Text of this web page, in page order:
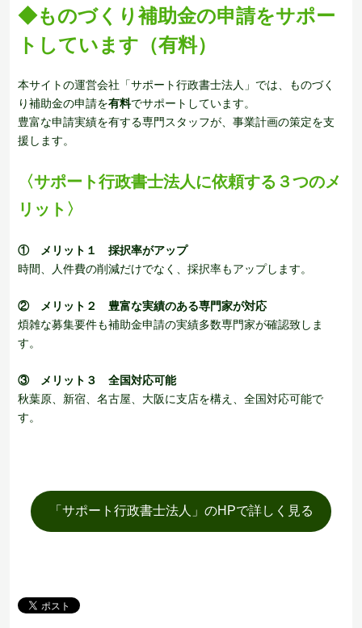
◆ものづくり補助金の申請をサポー
トしています（有料）
本サイトの運営会社「サポート行政書士法人」では、ものづく
り補助金の申請を有料でサポートしています。
豊富な申請実績を有する専門スタッフが、事業計画の策定を支
援します。
〈サポート行政書士法人に依頼する３つのメ
リット〉
① メリット１ 採択率がアップ
時間、人件費の削減だけでなく、採択率もアップします。
②
メリット２ 豊富な実績のある専門家が対応
煩雑な募集要件も補助金申請の実績多数専門家が確認致しま
す。
③ メリット３ 全国対応可能
秋葉原、新宿、名古屋、大阪に支店を構え、全国対応可能で
す。
「サポート行政書士法人」のHPで詳しく見る